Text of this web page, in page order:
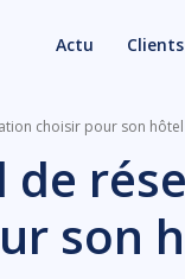
Actu Clients
choisir pour son hôtel
de
son